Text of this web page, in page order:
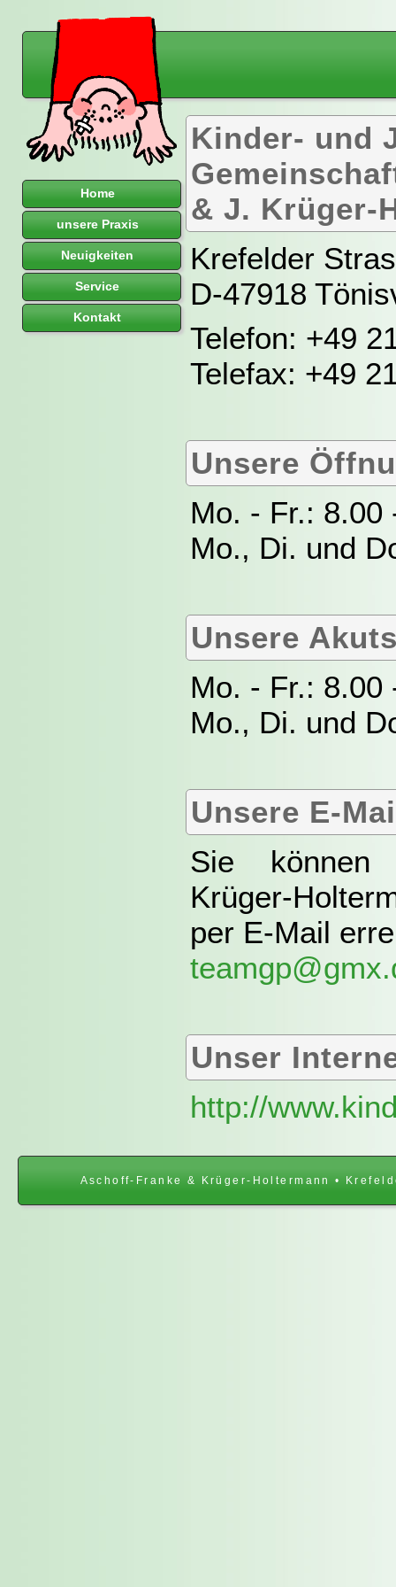
Home
unsere Praxis
Neuigkeiten
Service
Kontakt
Kinder- und
& J. Krüger-
Krefelder
D-47918
Telefon: +49
Telefax: +49
Unsere
Mo. - Fr.: 8.00
Mo., Di. und
Unsere
Mo. - Fr.: 8.00
Mo., Di. und
Unsere E-
Sie können
Krüger-
per E-Mail
Unser
http://
Aschoff-Franke & Krüger-Holtermann •